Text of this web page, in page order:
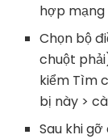
hợp
Chọn bộ
chuột
kiểm Tìm
bị này >
Sau khi